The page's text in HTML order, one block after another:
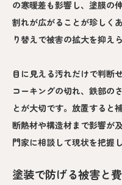
の寒暖差も影響し、塗膜の
割れが広がることが珍しく
り替えで被害の拡大を抑え
目に見える汚れだけで判断
コーキングの切れ、鉄部の
とが大切です。放置すると
断熱材や構造材まで影響が
門家に相談して現状を把握
塗装で防げる被害と